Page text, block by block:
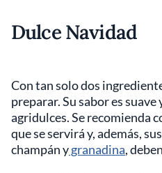
Dulce Navidad
Con tan solo dos
preparar. Su sabor es
agridulces. Se recomienda
que se servirá y, además,
champán ygranadina,